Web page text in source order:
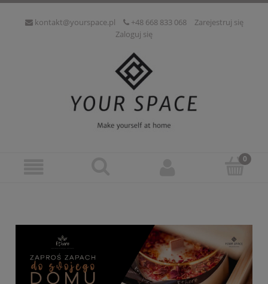
kontakt@yourspace.pl +48 668 833 068
Zarejestruj się
Zaloguj się